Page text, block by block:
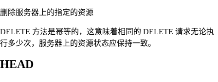
删除服务器上的指定的资源
DELETE 方法是幂等的，这意味着相同的 DELETE 请求无论执
行多少次，服务器上的资源状态应保持一致。
HEAD